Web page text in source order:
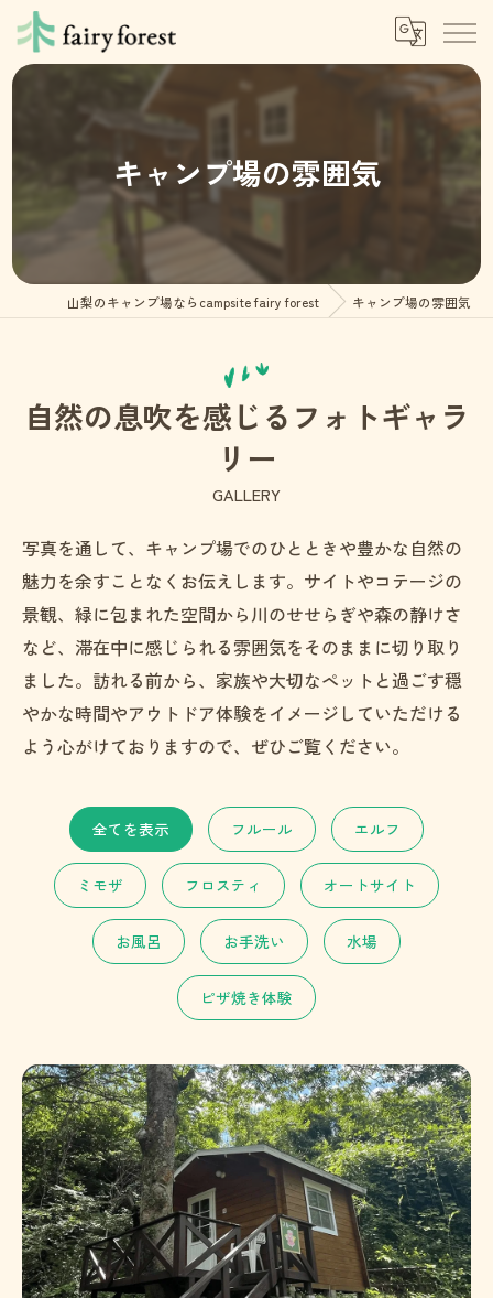
キャンプ場の雰囲気
山梨のキャンプ場ならcampsite fairy forest キャンプ場の雰囲気
自然の息吹を感じるフォトギャラ
リー
GALLERY
写真を通して、キャンプ場でのひとときや豊かな自然の
魅力を余すことなくお伝えします。サイトやコテージの
景観、緑に包まれた空間から川のせせらぎや森の静けさ
など、滞在中に感じられる雰囲気をそのままに切り取り
ました。訪れる前から、家族や大切なペットと過ごす穏
やかな時間やアウトドア体験をイメージしていただける
よう心がけておりますので、ぜひご覧ください。
全てを表示 フルール エルフ
ミモザ フロスティ オートサイト
お風呂 お手洗い 水場
ピザ焼き体験